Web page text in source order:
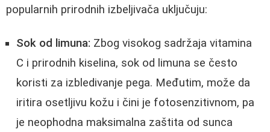
popularnih prirodnih izbeljivača uključuju:
Sok od limuna: Zbog visokog sadržaja vitamina
C i prirodnih kiselina, sok od limuna se često
koristi za izbledivanje pega. Međutim, može da
iritira osetljivu kožu i čini je fotosenzitivnom, pa
je neophodna maksimalna zaštita od sunca